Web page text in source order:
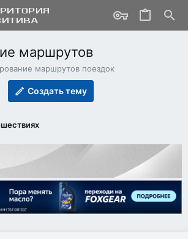
маршрутов
маршрутов поездок
Создать тему